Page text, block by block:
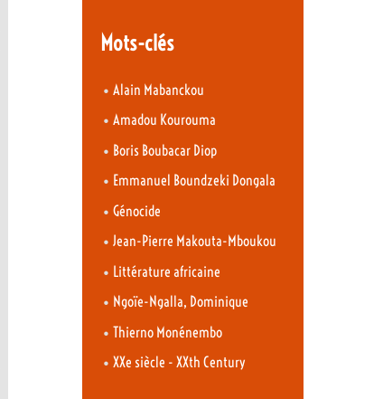
Mots-clés
• Alain Mabanckou
• Amadou Kourouma
• Boris Boubacar Diop
• Emmanuel Boundzeki Dongala
• Génocide
• Jean-Pierre Makouta-Mboukou
• Littérature africaine
• Ngoïe-Ngalla, Dominique
• Thierno Monénembo
• XXe siècle - XXth Century